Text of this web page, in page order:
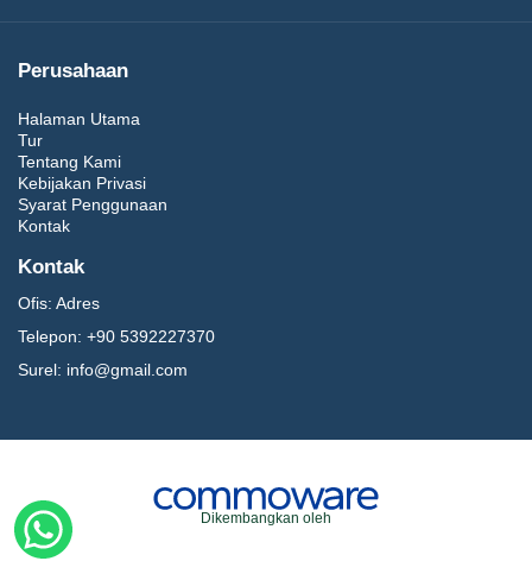
Perusahaan
Halaman Utama
Tur
Tentang Kami
Kebijakan Privasi
Syarat Penggunaan
Kontak
Kontak
Ofis: Adres
Telepon: +90 5392227370
Surel: info@gmail.com
Dikembangkan oleh